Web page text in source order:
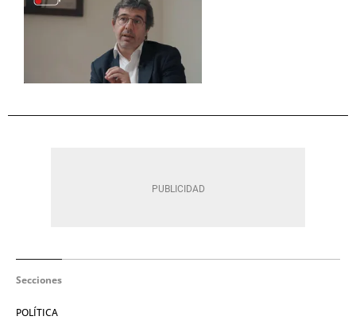
Secciones
POLÍTICA